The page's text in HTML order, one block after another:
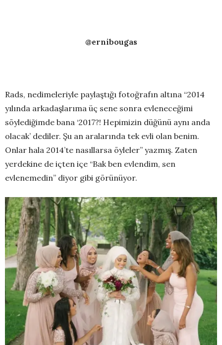
@ernibougas
Rads, nedimeleriyle paylaştığı fotoğrafın altına “2014
yılında arkadaşlarıma üç sene sonra evleneceğimi
söylediğimde bana ‘2017?! Hepimizin düğünü aynı anda
olacak’ dediler. Şu an aralarında tek evli olan benim.
Onlar hala 2014’te nasıllarsa öyleler” yazmış. Zaten
yerdekine de içten içe “Bak ben evlendim, sen
evlenemedin” diyor gibi görünüyor.